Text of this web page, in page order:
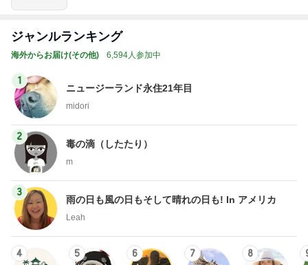
ジャンルランキング
海外からお届け(その他) 6,594人参加中
1
ニュージーランド永住21年目
midori
2
毒の滴（したたり）
m
3
雨の日も風の日もそして晴れの日も! In アメリカ
Leah
4 5 6 7 8